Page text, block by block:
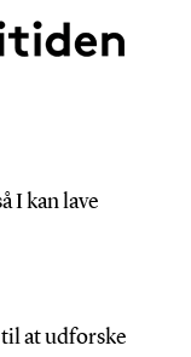
I kan lave
at udforske